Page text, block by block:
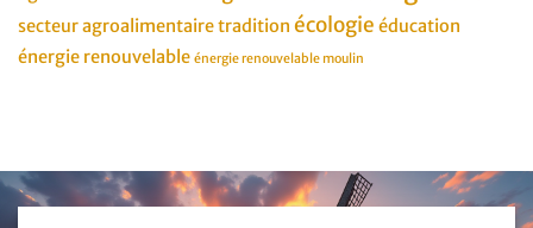
secteur agroalimentairetradition écologie éducation
énergie renouvelable énergie renouvelable moulin